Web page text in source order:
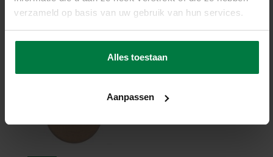
verzameld op basis van uw gebruik van hun services.
Alles toestaan
Aanpassen
★★★★ ★